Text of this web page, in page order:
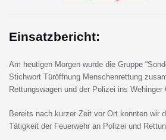
Einsatzbericht:
Am heutigen Morgen wurde die Gruppe
Stichwort Türöffnung Menschenrettung
Rettungswagen und der Polizei ins Wehinger
Bereits nach kurzer Zeit vor Ort konnten wir
Tätigkeit der Feuerwehr an Polizei und